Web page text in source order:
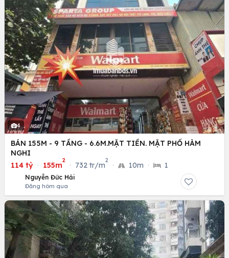
4
BÁN 155M - 9 TẦNG - 6.6M.MẶT TIỀN. MẶT PHỐ HÀM
NGHI
114 tỷ · 155m
2
· 732 tr/m
2
· 10m · 1
Nguyễn Đức Hải
Đăng hôm qua